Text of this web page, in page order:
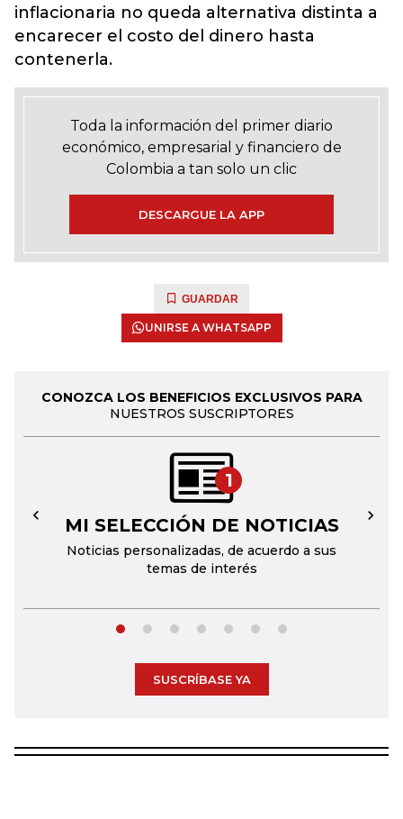
inflacionaria no queda alternativa distinta a
encarecer el costo del dinero hasta
contenerla.
Toda la información del primer diario
económico, empresarial y financiero de
Colombia a tan solo un clic
DESCARGUE LA APP
GUARDAR
UNIRSE A WHATSAPP
CONOZCA LOS BENEFICIOS EXCLUSIVOS PARA
NUESTROS SUSCRIPTORES
1
MI SELECCIÓN DE NOTICIAS
Noticias personalizadas, de acuerdo a sus
temas de interés
← →
SUSCRÍBASE YA